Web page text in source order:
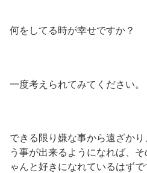
何をしてる時が幸せですか？
一度考えられてみてください。
できる限り嫌な事から遠ざか
う事が出来るようになれば、
ゃんと好きになれているはずで